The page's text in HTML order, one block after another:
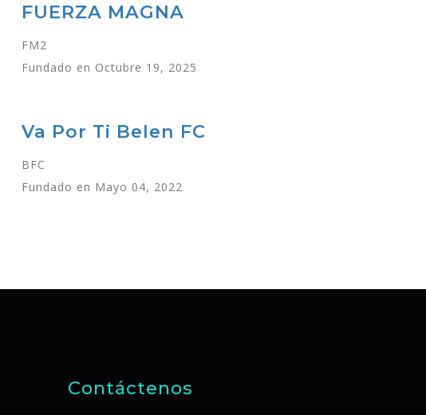
FUERZA MAGNA
FM2
Fundado en Octubre 19, 2025
Va Por Ti Belen FC
BFC
Fundado en Mayo 04, 2022
Contáctenos